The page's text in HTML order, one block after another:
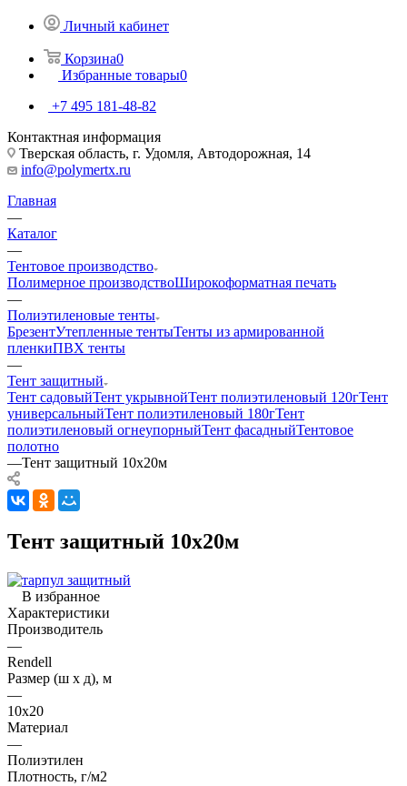
Личный кабинет
Корзина0
Избранные товары0
+7 495 181-48-82
Контактная информация
Тверская область, г. Удомля, Автодорожная, 14
info@polymertx.ru
Главная
—
Каталог
—
Тентовое производство
Полимерное производствоШирокоформатная печать
—
Полиэтиленовые тенты
БрезентУтепленные тентыТенты из армированной
пленкиПВХ тенты
—
Тент защитный
Тент садовыйТент укрывнойТент полиэтиленовый 120гТент
универсальныйТент полиэтиленовый 180гТент
полиэтиленовый огнеупорныйТент фасадныйТентовое
полотно
—Тент защитный 10х20м
Тент защитный 10х20м
В избранное
Характеристики
Производитель
—
Rendell
Размер (ш х д), м
—
10х20
Материал
—
Полиэтилен
Плотность, г/м2